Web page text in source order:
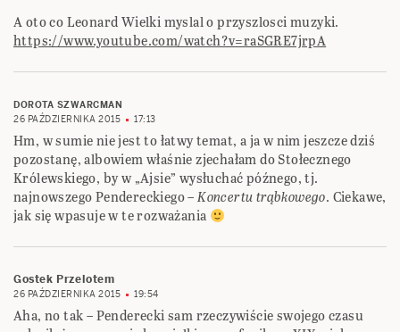
A oto co Leonard Wielki myslal o przyszlosci muzyki.
https://www.youtube.com/watch?v=raSGRE7jrpA
DOROTA SZWARCMAN
26 PAŹDZIERNIKA 2015
17:13
Hm, w sumie nie jest to łatwy temat, a ja w nim jeszcze dziś
pozostanę, albowiem właśnie zjechałam do Stołecznego
Królewskiego, by w „Ajsie” wysłuchać późnego, tj.
najnowszego Pendereckiego –Koncertu trąbkowego. Ciekawe,
jak się wpasuje w te rozważania
Gostek Przelotem
26 PAŹDZIERNIKA 2015 19:54
Aha, no tak – Penderecki sam rzeczywiście swojego czasu